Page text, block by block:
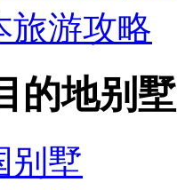
旅游攻略
的地别墅
别墅